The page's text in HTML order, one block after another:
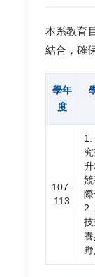
本系教育
結合，確
學年
度
107-
113
1.
競
2.
野